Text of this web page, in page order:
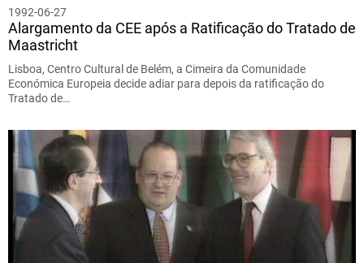
1992-06-27
Alargamento da CEE após a Ratificação do Tratado de
Maastricht
Lisboa, Centro Cultural de Belém, a Cimeira da Comunidade
Económica Europeia decide adiar para depois da ratificação do
Tratado de…